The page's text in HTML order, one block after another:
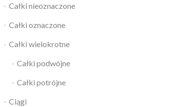
Całki nieoznaczone
Całki oznaczone
Całki wielokrotne
Całki podwójne
Całki potrójne
Ciągi